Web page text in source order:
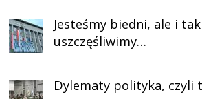
Jesteśmy biedni, ale i
uszczęśliwimy…
Dylematy polityka, czyli